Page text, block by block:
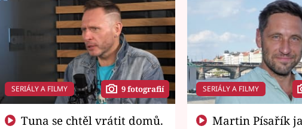
SERIÁLY A FILMY 9 fotografií SERIÁLY A FILMY